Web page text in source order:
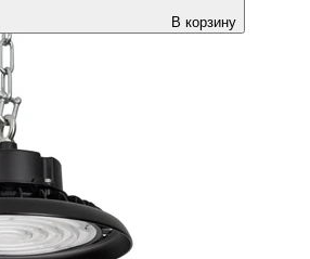
В корзину